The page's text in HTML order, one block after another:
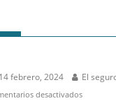
14 febrero, 2024 El
desactivadosen